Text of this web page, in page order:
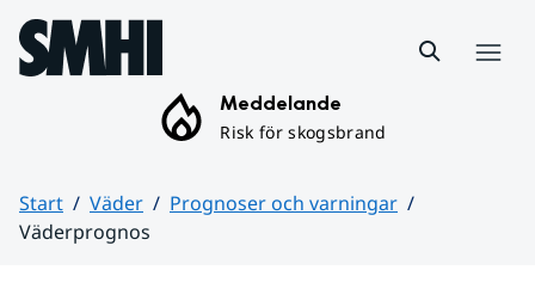
Hoppa till sidans innehåll
Meddelande
Risk för skogsbrand
Start Väder
Prognoser och varningar
Väderprognos